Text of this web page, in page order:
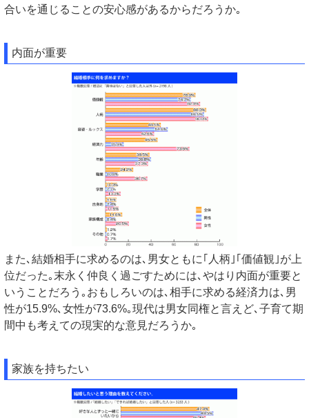
合いを通じることの安心感があるからだろうか｡
内面が重要
また､結婚相手に求めるのは､男女ともに｢人柄｣｢価値観｣が上
位だった｡末永く仲良く過ごすためには､やはり内面が重要と
いうことだろう｡おもしろいのは､相手に求める経済力は､男
性が15.9%､女性が73.6%｡現代は男女同権と言えど､子育て期
間中も考えての現実的な意見だろうか｡
家族を持ちたい